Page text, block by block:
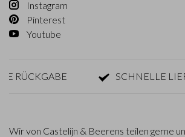
Instagram
Pinterest
Youtube
SCHNELLE
Wir von Castelijn & Beerens teilen gerne